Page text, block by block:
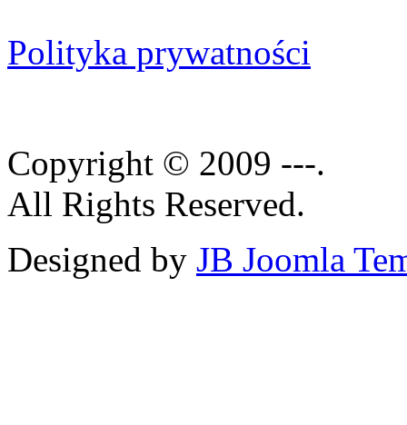
Polityka prywatności
Copyright © 2009 ---.
All Rights Reserved.
Designed by JB Joomla